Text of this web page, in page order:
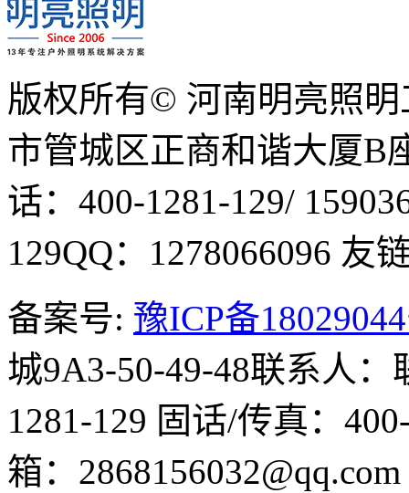
版权所有© 河南明亮照
市管城区正商和谐大厦B
话：400-1281-129/
129QQ：1278066096 友
备案号: 豫ICP备
城9A3-50-49-48联系人：
1281-129 固话/传真：
箱：2868156032@qq.com